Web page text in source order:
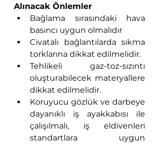
Alınacak Önlemler
Bağlama sırasındaki hava
basıncı uygun olmalıdır
Civatalı bağlantılarda sıkma
torklarına dikkat edilmelidir.
Tehlikeli gaz-toz-sızıntı
oluşturabilecek materyallere
dikkat edilmelidir.
Koruyucu gözlük ve darbeye
dayanıklı iş ayakkabısı ile
çalışılmalı, iş eldivenleri
standartlara uygun